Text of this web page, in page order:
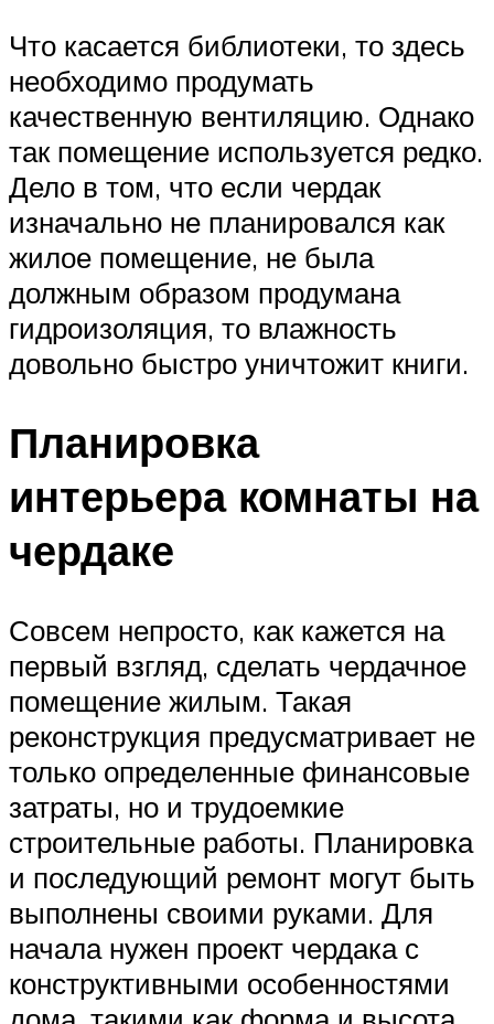
Что касается библиотеки, то здесь
необходимо продумать
качественную вентиляцию. Однако
так помещение используется редко.
Дело в том, что если чердак
изначально не планировался как
жилое помещение, не была
должным образом продумана
гидроизоляция, то влажность
довольно быстро уничтожит книги.
Планировка
интерьера комнаты на
чердаке
Совсем непросто, как кажется на
первый взгляд, сделать чердачное
помещение жилым. Такая
реконструкция предусматривает не
только определенные финансовые
затраты, но и трудоемкие
строительные работы. Планировка
и последующий ремонт могут быть
выполнены своими руками. Для
начала нужен проект чердака с
конструктивными особенностями